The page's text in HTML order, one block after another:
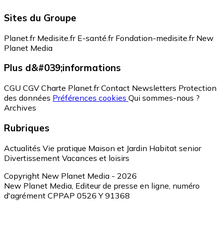
Sites du Groupe
Planet.fr Medisite.fr E-santé.fr Fondation-medisite.fr New
Planet Media
Plus d&#039;informations
CGU CGV Charte Planet.fr Contact Newsletters Protection
des données Préférences cookies Qui sommes-nous ?
Archives
Rubriques
Actualités Vie pratique Maison et Jardin Habitat senior
Divertissement Vacances et loisirs
Copyright New Planet Media - 2026
New Planet Media, Editeur de presse en ligne, numéro
d'agrément CPPAP 0526 Y 91368